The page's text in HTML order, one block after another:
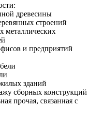
древесины
строений
металлических
и предприятий
зданий
сборных конструкций
прочая, связанная с